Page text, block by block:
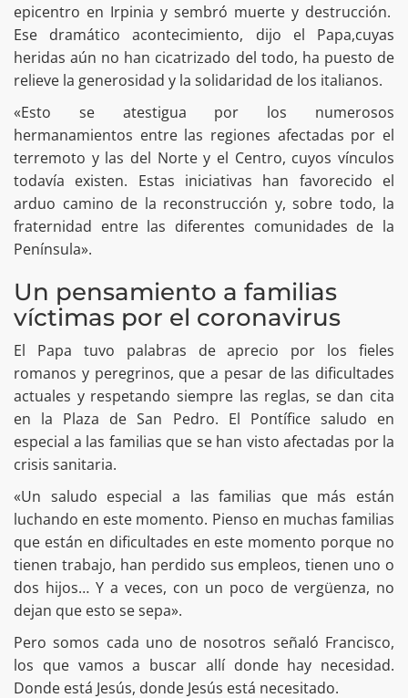
epicentro en Irpinia y sembró muerte y destrucción.
Ese dramático acontecimiento, dijo el Papa,cuyas
heridas aún no han cicatrizado del todo, ha puesto de
relieve la generosidad y la solidaridad de los italianos.
«Esto se atestigua por los numerosos
hermanamientos entre las regiones afectadas por el
terremoto y las del Norte y el Centro, cuyos vínculos
todavía existen. Estas iniciativas han favorecido el
arduo camino de la reconstrucción y, sobre todo, la
fraternidad entre las diferentes comunidades de la
Península».
Un pensamiento a familias
víctimas por el coronavirus
El Papa tuvo palabras de aprecio por los fieles
romanos y peregrinos, que a pesar de las dificultades
actuales y respetando siempre las reglas, se dan cita
en la Plaza de San Pedro. El Pontífice saludo en
especial a las familias que se han visto afectadas por la
crisis sanitaria.
«Un saludo especial a las familias que más están
luchando en este momento. Pienso en muchas familias
que están en dificultades en este momento porque no
tienen trabajo, han perdido sus empleos, tienen uno o
dos hijos… Y a veces, con un poco de vergüenza, no
dejan que esto se sepa».
Pero somos cada uno de nosotros señaló Francisco,
los que vamos a buscar allí donde hay necesidad.
Donde está Jesús, donde Jesús está necesitado.